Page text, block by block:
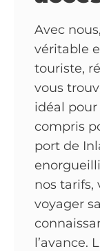
Avec
véritable
touriste,
vous
idéal
compris
port de
nos tarifs,
voyager
l’avance.